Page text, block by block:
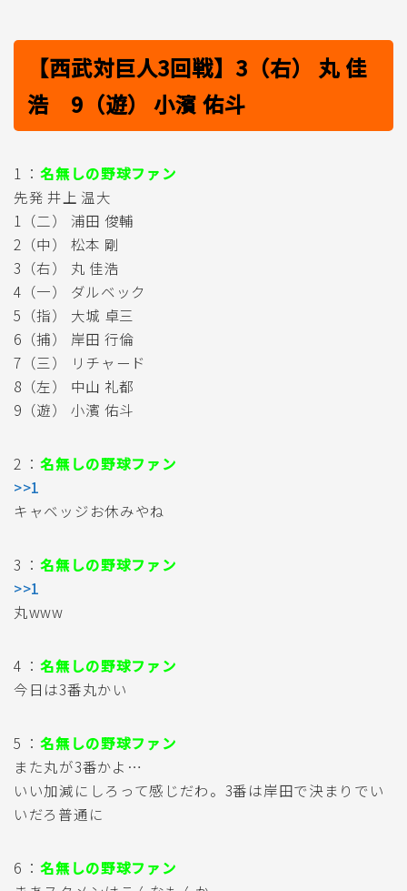
【西武対巨人3回戦】3（右） 丸 佳
浩 9（遊） 小濱 佑斗
1 ：名無しの野球ファン
先発 井上 温大
1（二） 浦田 俊輔
2（中） 松本 剛
3（右） 丸 佳浩
4（一） ダルベック
5（指） 大城 卓三
6（捕） 岸田 行倫
7（三） リチャード
8（左） 中山 礼都
9（遊） 小濱 佑斗
2 ：名無しの野球ファン
>>1
キャベッジお休みやね
3 ：名無しの野球ファン
>>1
丸www
4 ：名無しの野球ファン
今日は3番丸かい
5 ：名無しの野球ファン
また丸が3番かよ…
いい加減にしろって感じだわ。3番は岸田で決まりでい
いだろ普通に
6 ：名無しの野球ファン